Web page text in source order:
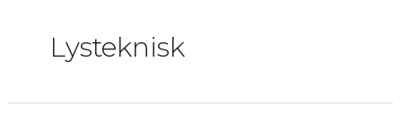
Lysteknisk